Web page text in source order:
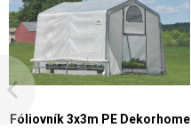
Fóliovník 3x3m PE Dekorhome